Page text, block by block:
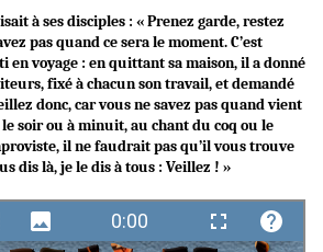
à ses disciples : « Prenez garde, restez
pas quand ce sera le moment. C’est
en voyage : en quittant sa maison, il a donné
fixé à chacun son travail, et demandé
donc, car vous ne savez pas quand vient
soir ou à minuit, au chant du coq ou le
il ne faudrait pas qu’il vous trouve
dis là, je le dis à tous : Veillez ! »